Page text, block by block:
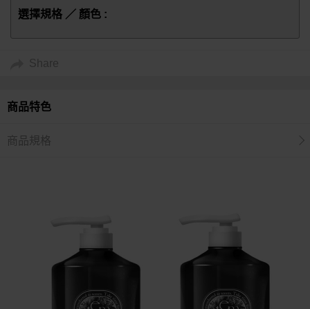
選擇規格 ／ 顏色 :
Share
商品特色
商品規格